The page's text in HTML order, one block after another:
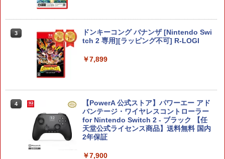
3
ドンキーコング バナンザ [Nintendo Swi
tch 2 専用][ラッピング不可] R-LOGI
￥7,899
4
【PowerA 公式ストア】パワーエー アド
バンテージ・ワイヤレスコントローラー
for Nintendo Switch 2 - ブラック 【任
天堂公式ライセンス商品】送料無料 国内
2年保証
￥7,900